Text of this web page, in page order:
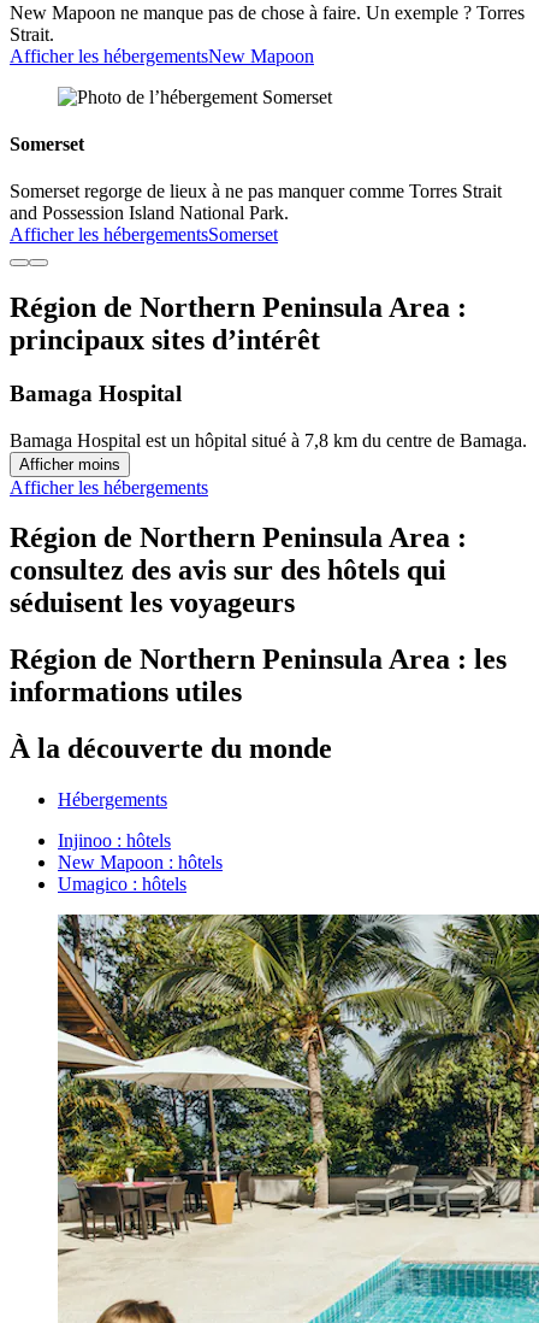
New Mapoon ne manque pas de chose à faire. Un exemple ? Torres
Strait.
Afficher les hébergementsNew Mapoon
Somerset
Somerset regorge de lieux à ne pas manquer comme Torres Strait
and Possession Island National Park.
Afficher les hébergementsSomerset
Région de Northern Peninsula Area :
principaux sites d’intérêt
Bamaga Hospital
Bamaga Hospital est un hôpital situé à 7,8 km du centre de Bamaga.
Afficher moins
Afficher les hébergements
Région de Northern Peninsula Area :
consultez des avis sur des hôtels qui
séduisent les voyageurs
Région de Northern Peninsula Area : les
informations utiles
À la découverte du monde
Hébergements
Injinoo : hôtels
New Mapoon : hôtels
Umagico : hôtels